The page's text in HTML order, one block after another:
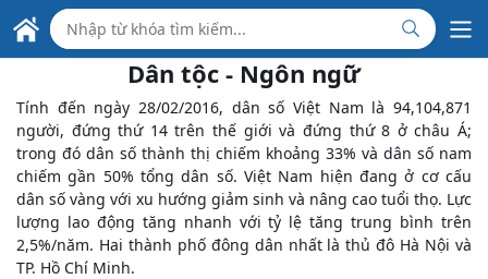
Skip to Main Content
ĐẠI SỨ QUÁN VIỆT NAM
TẠI PANAMA
Dân tộc - Ngôn ngữ
Tính đến ngày 28/02/2016, dân số Việt Nam là 94,104,871
người, đứng thứ 14 trên thế giới và đứng thứ 8 ở châu Á;
trong đó dân số thành thị chiếm khoảng 33% và dân số nam
chiếm gần 50% tổng dân số. Việt Nam hiện đang ở cơ cấu
dân số vàng với xu hướng giảm sinh và nâng cao tuổi thọ. Lực
lượng lao động tăng nhanh với tỷ lệ tăng trung bình trên
2,5%/năm. Hai thành phố đông dân nhất là thủ đô Hà Nội và
TP. Hồ Chí Minh.